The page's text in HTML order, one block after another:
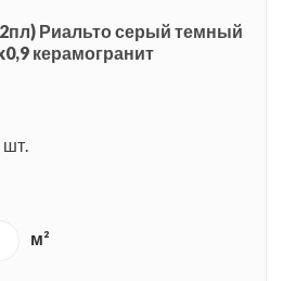
2пл) Риальто серый темный
керамогранит
шт.
м²